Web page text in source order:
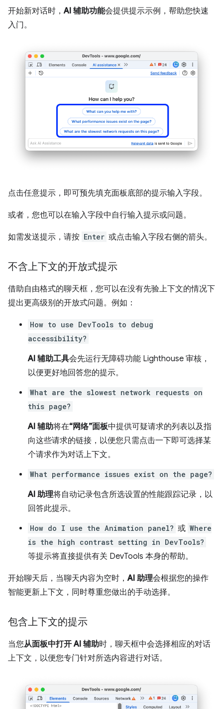
开始新对话时，AI 辅助功能会提供提示示例，帮助您快速
入门。
点击任意提示，即可预先填充面板底部的提示输入字段。
或者，您也可以在输入字段中自行输入提示或问题。
如需发送提示，请按 Enter 或点击输入字段右侧的箭头。
不含上下文的开放式提示
借助自由格式的聊天框，您可以在没有先验上下文的情况下
提出更高级别的开放式问题。例如：
How to use DevTools to debug
accessibility?
AI 辅助工具会先运行无障碍功能 Lighthouse 审核，
以便更好地回答您的提示。
What are the slowest network requests on
this page?
AI 辅助将在“网络”面板中提供可疑请求的列表以及指
向这些请求的链接，以便您只需点击一下即可选择某
个请求作为对话上下文。
What performance issues exist on the page?
AI 助理将自动记录包含所选设置的性能跟踪记录，以
回答此提示。
How do I use the Animation panel? 或 Where
is the high contrast setting in DevTools?
等提示将直接提供有关 DevTools 本身的帮助。
开始聊天后，当聊天内容为空时，AI 助理会根据您的操作
智能更新上下文，同时尊重您做出的手动选择。
包含上下文的提示
当您从面板中打开 AI 辅助时，聊天框中会选择相应的对话
上下文，以便您专门针对所选内容进行对话。